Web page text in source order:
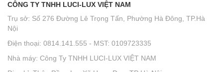
CÔNG TY TNHH LUCI-LUX VIỆT NAM
Trụ sở: Số 276 Đường Lê Trọng Tấn, Phường Hà Đông, TP.Hà
Nội
Điện thoại: 0814.141.555 - MST: 0109723335
Nhà máy: Công Ty TNHH LUCI-LUX VIỆT NAM